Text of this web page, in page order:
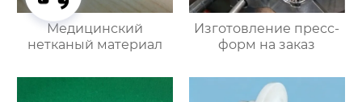
Медицинский
нетканый материал
Изготовление пресс-
форм на заказ